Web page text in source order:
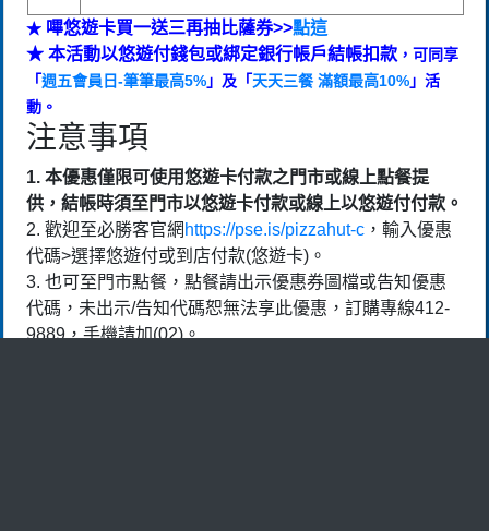
★ 嗶悠遊卡買一送三再抽比薩券>>點這
★ 本活動以悠遊付錢包或綁定銀行帳戶結帳扣款 ，可同享
「週五會員日-筆筆最高5%」及「 天天三餐 滿額最高10%」活
動。
注意事項
1. 本優惠僅限可使用悠遊卡付款之門市或線上點餐提
供，結帳時須至門市以悠遊卡付款或線上以悠遊付付款。
2. 歡迎至必勝客官網 https://pse.is/pizzahut-c ，輸入優惠
代碼>選擇悠遊付或到店付款(悠遊卡)。
3. 也可至門市點餐，點餐請出示優惠券圖檔或告知優惠
代碼，未出示/告知代碼恕無法享此優惠，訂購專線412-
9889，手機請加(02)。